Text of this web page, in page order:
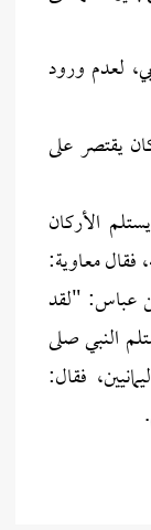
لعدم ورود
يقتصر على
الأركان
فقال معاوية:
عباس: "لقد
النبي صلى
فقال: